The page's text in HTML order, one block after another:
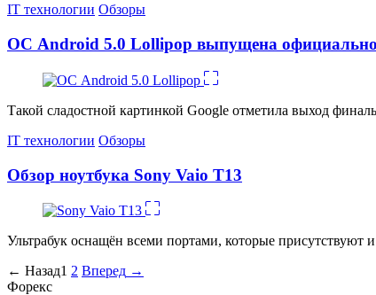
Категории
IT технологии Обзоры
ОС Android 5.0 Lollipop выпущена официально
Такой сладостной картинкой Google отметила выход
Категории
IT технологии Обзоры
Обзор ноутбука Sony Vaio T13
Ультрабук оснащён всеми портами, которые
Пагинация
← Назад1 2 Вперед →
Форекс